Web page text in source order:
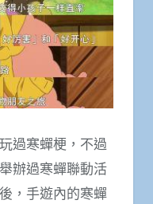
過寒蟬梗，不過
辦過寒蟬聯動活
，手遊內的寒蟬